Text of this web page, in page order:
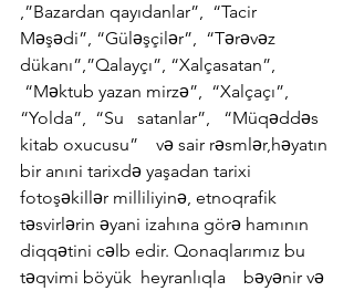
,”Bazardan qayıdanlar”,  “Tacir
Məşədi”, “Güləşçilər”,  “Tərəvəz
dükanı”,”Qalayçı”, “Xalçasatan”,
“Məktub yazan mirzə”,  “Xalçaçı”,
“Yolda”,  “Su   satanlar”,   “Müqəddəs
kitab oxucusu”    və sair rəsmlər,həyatın
bir anıni tarixdə yaşadan tarixi
fotoşəkillər milliliyinə, etnoqrafik
təsvirlərin əyani izahına görə hamının
diqqətini cəlb edir. Qonaqlarımız bu
təqvimi böyük  heyranlıqla    bəyənir və